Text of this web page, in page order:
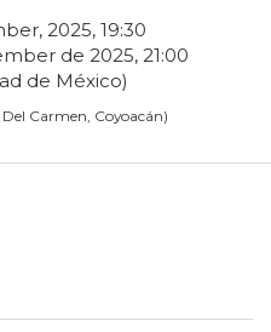
, 2025, 19:30
de 2025, 21:00
de México)
Del Carmen, Coyoacán)